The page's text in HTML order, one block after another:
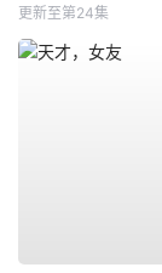
更新至第24集